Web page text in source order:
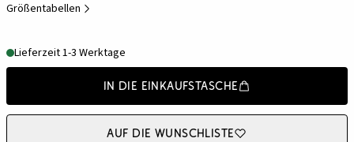
Größentabellen
Lieferzeit 1-3 Werktage
In die Einkaufstasche
Auf die Wunschliste